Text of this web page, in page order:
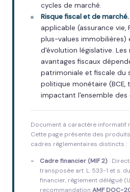
cycles de marché.
Risque fiscal et de marché.
applicable (assurance vie,
plus-values immobilières)
d'évolution législative.
avantages fiscaux
patrimoniale et fiscale du
politique monétaire (BCE,
impactant l'ensemble des
Document à caractère informatif
Cette page présente des
cadres réglementaires distincts :
Cadre financier (MIF 2):
transposée art. L. 533-1 et s.
financier, règlement délégué
recommandation AMF DOC-